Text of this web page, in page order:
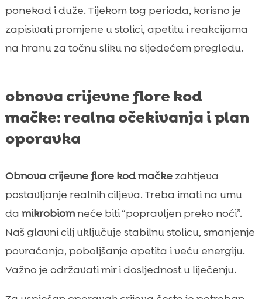
ponekad i duže. Tijekom tog perioda, korisno je
zapisivati promjene u stolici, apetitu i reakcijama
na hranu za točnu sliku na sljedećem pregledu.
obnova crijevne flore kod
mačke: realna očekivanja i plan
oporavka
Obnova crijevne flore kod mačkezahtjeva
postavljanje realnih ciljeva. Treba imati na umu
da mikrobiomneće biti “popravljen preko noći”.
Naš glavni cilj uključuje stabilnu stolicu, smanjenje
povraćanja, poboljšanje apetita i veću energiju.
Važno je održavati mir i dosljednost u liječenju.